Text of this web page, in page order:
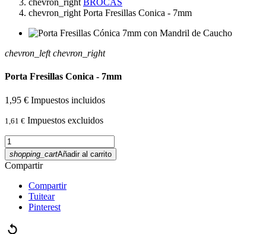
chevron_right BROCAS
chevron_right Porta Fresillas Conica - 7mm
chevron_left chevron_right
Porta Fresillas Conica - 7mm
1,95 € Impuestos incluidos
1,61 € Impuestos excluidos
shopping_cartAñadir al carrito
Compartir
Compartir
Tuitear
Pinterest